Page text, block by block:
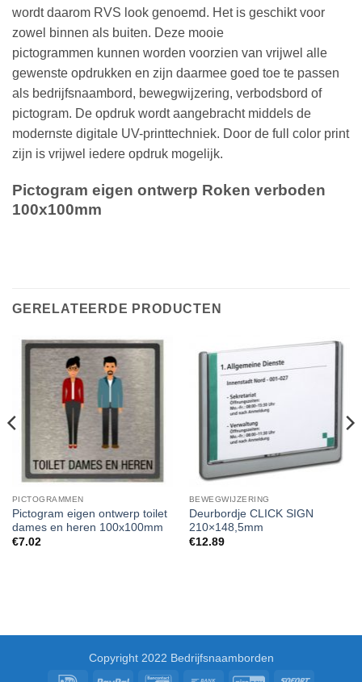
wordt daarom RVS look genoemd. Het is geschikt voor
zowel binnen als buiten. Deze mooie
pictogrammen kunnen worden voorzien van vrijwel alle
gewenste opdrukken en zijn daarmee goed toe te passen
als bedrijfsnaambord, bewegwijzering, verbodsbord of
pictogram. De opdruk wordt aangebracht middels de
modernste digitale UV-printtechniek. Door de full color print
zijn is vrijwel iedere opdruk mogelijk.
Pictogram eigen ontwerp Roken verboden
100x100mm
GERELATEERDE PRODUCTEN
PICTOGRAMMEN
Pictogram eigen ontwerp toilet
dames en heren 100x100mm
€7.02
BEWEGWIJZERING
Deurbordje CLICK SIGN
210×148,5mm
€12.89
Copyright 2022 Bedrijfsnaamborden